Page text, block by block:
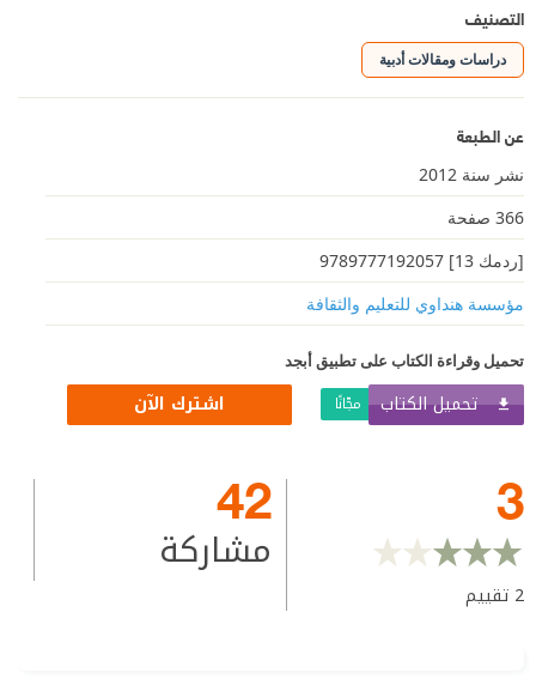
التصنيف
دراسات ومقالات أدبية
عن الطبعة
نشر سنة 2012
366 صفحة
[ردمك 13] 9789777192057
مؤسسة هنداوي للتعليم والثقافة
تحميل وقراءة الكتاب على تطبيق أبجد
تحميل الكتاب مجّانًا اشترك الآن
3
2 تقييم
42
مشاركة